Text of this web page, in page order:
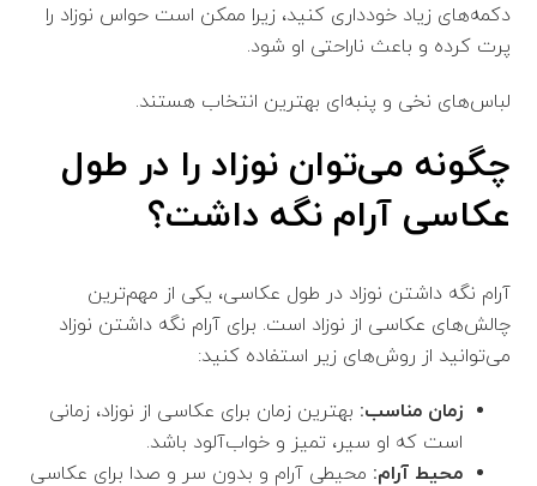
دکمه‌های زیاد خودداری کنید، زیرا ممکن است حواس نوزاد را
پرت کرده و باعث ناراحتی او شود.
لباس‌های نخی و پنبه‌ای بهترین انتخاب هستند.
چگونه می‌توان نوزاد را در طول
عکاسی آرام نگه داشت؟
آرام نگه داشتن نوزاد در طول عکاسی، یکی از مهم‌ترین
چالش‌های عکاسی از نوزاد است. برای آرام نگه داشتن نوزاد
می‌توانید از روش‌های زیر استفاده کنید:
زمان مناسب: بهترین زمان برای عکاسی از نوزاد، زمانی
است که او سیر، تمیز و خواب‌آلود باشد.
محیط آرام: محیطی آرام و بدون سر و صدا برای عکاسی